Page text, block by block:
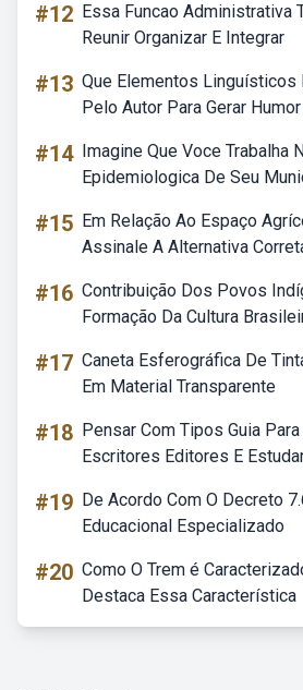
#12 Essa Funcao Administrativa
Reunir Organizar E Integrar
#13 Que Elementos Linguísticos
Pelo Autor Para Gerar Humor
#14 Imagine Que Voce Trabalha
Epidemiologica De Seu
#15 Em Relação Ao Espaço
Assinale A Alternativa
#16 Contribuição Dos Povos
Formação Da Cultura
#17 Caneta Esferográfica De
Em Material Transparente
#18 Pensar Com Tipos Guia
Escritores Editores E
#19 De Acordo Com O Decreto
Educacional Especializado
#20 Como O Trem é
Destaca Essa Característica